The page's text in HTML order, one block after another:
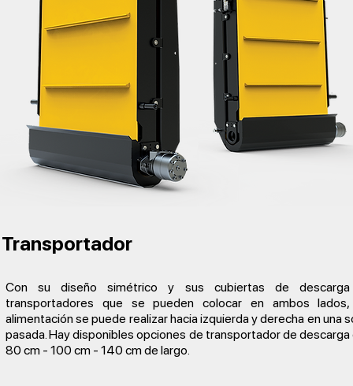
Transportador
Con su diseño simétrico y sus cubiertas de
transportadores que se pueden colocar en ambos
alimentación se puede realizar hacia izquierda y derecha en una
pasada. Hay disponibles opciones de transportador de descarga
80 cm - 100 cm - 140 cm de largo.